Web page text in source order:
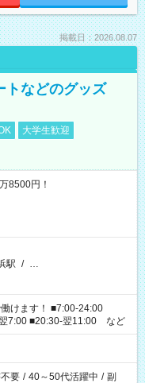
掲載日：2026.08.07
トなどのグッズ
大学生歓迎
8500円！
駅 / …
けます！ ■7:00-24:00
7:00 ■20:30-翌11:00 など
要 / 40～50代活躍中 / 副